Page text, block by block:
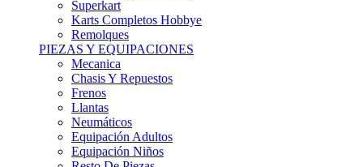
Superkart
Karts Completos Hobbye
Remolques
PIEZAS Y EQUIPACIONES
Mecanica
Chasis Y Repuestos
Frenos
Llantas
Neumáticos
Equipación Adultos
Equipación Niños